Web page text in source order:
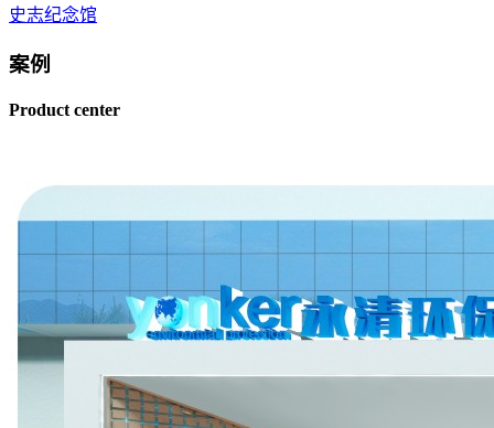
史志纪念馆
案例
Product center